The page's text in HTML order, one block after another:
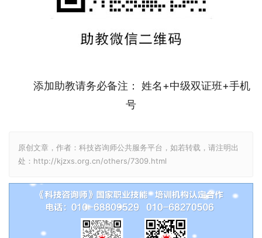
添加助教请务必备注： 姓名+中级双证班+手机
号
原创文章，作者：科技咨询师公共服务平台，如若转载，请注明出
处：http://kjzxs.org.cn/others/7309.html